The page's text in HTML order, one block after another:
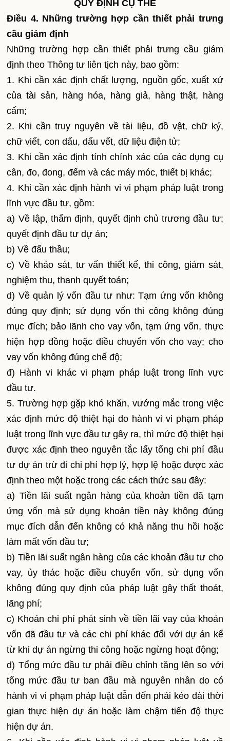
QUY ĐỊNH CỤ THỂ
Điều 4. Những trường hợp cần thiết phải trưng
cầu giám định
Những trường hợp cần thiết phải trưng cầu giám
định theo Thông tư liên tịch này, bao gồm:
1. Khi cần xác định chất lượng, nguồn gốc, xuất xứ
của tài sản, hàng hóa, hàng giả, hàng thật, hàng
cấm;
2. Khi cần truy nguyên về tài liệu, đồ vật, chữ ký,
chữ viết, con dấu, dấu vết, dữ liệu điện tử;
3. Khi cần xác định tính chính xác của các dụng cụ
cân, đo, đong, đếm và các máy móc, thiết bị khác;
4. Khi cần xác định hành vi vi phạm pháp luật trong
lĩnh vực đầu tư, gồm:
a) Về lập, thẩm định, quyết định chủ trương đầu tư;
quyết định đầu tư dự án;
b) Về đấu thầu;
c) Về khảo sát, tư vấn thiết kế, thi công, giám sát,
nghiệm thu, thanh quyết toán;
d) Về quản lý vốn đầu tư như: Tạm ứng vốn không
đúng quy định; sử dụng vốn thi công không đúng
mục đích; bảo lãnh cho vay vốn, tạm ứng vốn, thực
hiện hợp đồng hoặc điều chuyển vốn cho vay; cho
vay vốn không đúng chế độ;
đ) Hành vi khác vi phạm pháp luật trong lĩnh vực
đầu tư.
5. Trường hợp gặp khó khăn, vướng mắc trong việc
xác định mức độ thiệt hại do hành vi vi phạm pháp
luật trong lĩnh vực đầu tư gây ra, thì mức độ thiệt hại
được xác định theo nguyên tắc lấy tổng chi phí đầu
tư dự án trừ đi chi phí hợp lý, hợp lệ hoặc được xác
định theo một hoặc trong các cách thức sau đây:
a) Tiền lãi suất ngân hàng của khoản tiền đã tạm
ứng vốn mà sử dụng khoản tiền này không đúng
mục đích dẫn đến không có khả năng thu hồi hoặc
làm mất vốn đầu tư;
b) Tiền lãi suất ngân hàng của các khoản đầu tư cho
vay, ủy thác hoặc điều chuyển vốn, sử dụng vốn
không đúng quy định của pháp luật gây thất thoát,
lãng phí;
c) Khoản chi phí phát sinh về tiền lãi vay của khoản
vốn đã đầu tư và các chi phí khác đối với dự án kể
từ khi dự án ngừng thi công hoặc ngừng hoạt động;
d) Tổng mức đầu tư phải điều chỉnh tăng lên so với
tổng mức đầu tư ban đầu mà nguyên nhân do có
hành vi vi phạm pháp luật dẫn đến phải kéo dài thời
gian thực hiện dự án hoặc làm chậm tiến độ thực
hiện dự án.